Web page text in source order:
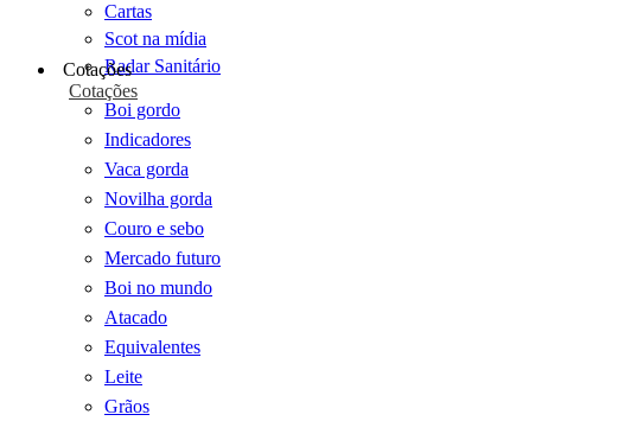
Cartas
Scot na mídia
Radar Sanitário
Cotações
Cotações
Boi gordo
Indicadores
Vaca gorda
Novilha gorda
Couro e sebo
Mercado futuro
Boi no mundo
Atacado
Equivalentes
Leite
Grãos